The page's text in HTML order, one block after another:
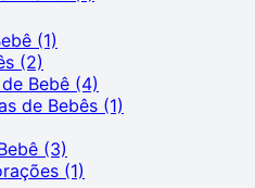
(1)
(2)
Bebê (4)
de Bebês (1)
(3)
(1)